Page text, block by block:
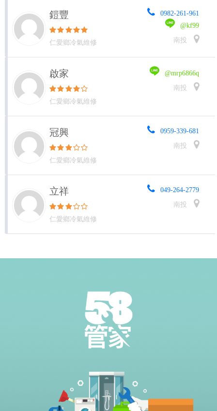
鎧豐
仁愛鄉冷氣維修
0982-261-961
@kf99
南投
啟家
仁愛鄉冷氣維修
@mrp6866q
南投
冠興
仁愛鄉冷氣維修
0959-339-681
南投
立祥
仁愛鄉冷氣維修
049-264-2779
南投